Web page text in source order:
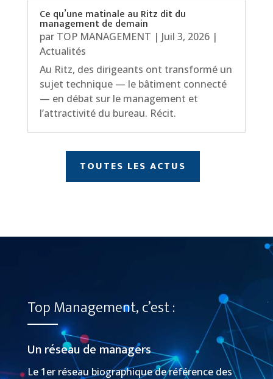
Ce qu’une matinale au Ritz dit du
management de demain
par TOP MANAGEMENT | Juil 3, 2026|
Actualités
Au Ritz, des dirigeants ont transformé un
sujet technique — le bâtiment connecté
— en débat sur le management et
l’attractivité du bureau. Récit.
TOUTES LES ACTUS
Top Management, c’est :
Un réseau de managers
Le 1er réseau biographique de référence des